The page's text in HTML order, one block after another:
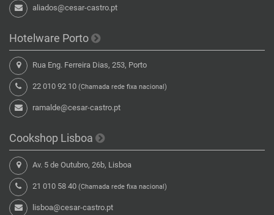
aliados@cesar-castro.pt
Hotelware Porto
Rua Eng. Ferreira Dias, 253, Porto
22 010 92 10 (Chamada rede fixa nacional)
ramalde@cesar-castro.pt
Cookshop Lisboa
Av. 5 de Outubro, 26b, Lisboa
21 010 58 40 (Chamada rede fixa nacional)
lisboa@cesar-castro.pt